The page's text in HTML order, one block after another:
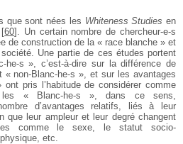
que sont nées les Whiteness Studies en
[60] . Un certain nombre de chercheur-e-s
de construction de la « race blanche » et
Une partie de ces études portent
s », c’est-à-dire sur la différence de
« non-Blanc-he-s », et sur les avantages
pris l’habitude de considérer comme
« Blanc-he-s », dans ce sens,
d’avantages relatifs, liés à leur
que leur ampleur et leur degré changent
comme le sexe, le statut socio-
etc.